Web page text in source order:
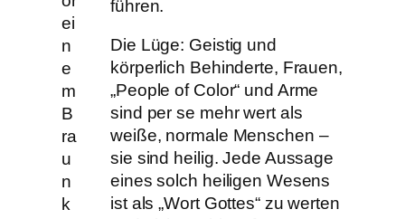
ei
n
e
m
B
ra
u
n
k
führen.
Die Lüge: Geistig und
körperlich Behinderte, Frauen,
„People of Color“ und Arme
sind per se mehr wert als
weiße, normale Menschen –
sie sind heilig. Jede Aussage
eines solch heiligen Wesens
ist als „Wort Gottes“ zu werten